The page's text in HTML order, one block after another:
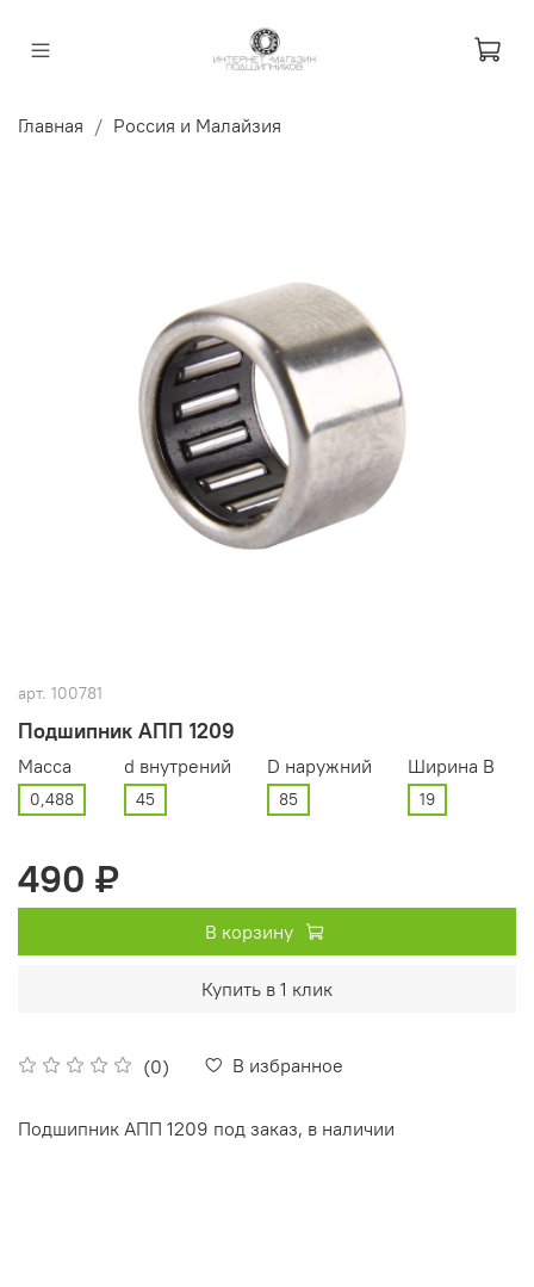
Главная Россия и Малайзия
арт. 100781
Подшипник АПП 1209
(0) В избранное
Масса
0,488
d внутрений
45
D наружний
85
Ширина В
19
490 ₽
В корзину
Купить в 1 клик
Подшипник АПП 1209 под заказ, в наличии